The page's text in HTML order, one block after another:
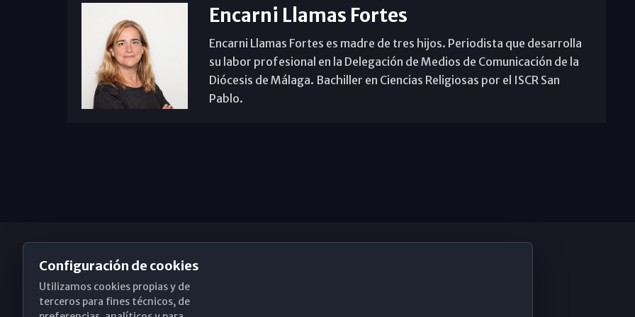
Encarni Llamas Fortes
Encarni Llamas Fortes es madre de tres hijos. Periodista que desarrolla
su labor profesional en la Delegación de Medios de Comunicación de la
Diócesis de Málaga. Bachiller en Ciencias Religiosas por el ISCR San
Pablo.
Obispado de Málaga
Configuración de cookies
Utilizamos cookies propias y de
terceros para fines técnicos, de